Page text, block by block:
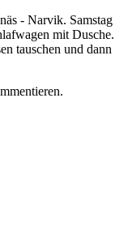
- Narvik. Samstag
mit Dusche.
tauschen und dann